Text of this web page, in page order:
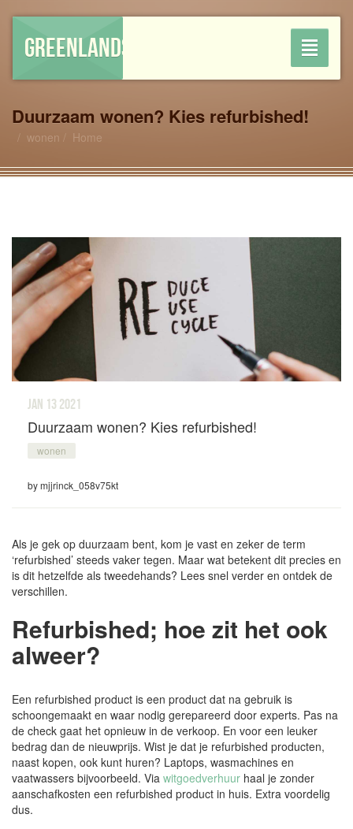
GREENLANDSHOP
Toggle
Duurzaam wonen? Kies refurbished!
Home
wonen
jan 13 2021
Duurzaam wonen? Kies refurbished!
wonen
by mjjrinck_058v75kt
Als je gek op duurzaam bent, kom je vast en zeker de term
‘refurbished’ steeds vaker tegen. Maar wat betekent dit precies en
is dit hetzelfde als tweedehands? Lees snel verder en ontdek de
verschillen.
Refurbished; hoe zit het ook
alweer?
Een refurbished product is een product dat na gebruik is
schoongemaakt en waar nodig gerepareerd door experts. Pas na
de check gaat het opnieuw in de verkoop. En voor een leuker
bedrag dan de nieuwprijs. Wist je dat je refurbished producten,
naast kopen, ook kunt huren? Laptops, wasmachines en
vaatwassers bijvoorbeeld. Via witgoedverhuur haal je zonder
aanschafkosten een refurbished product in huis. Extra voordelig
dus.